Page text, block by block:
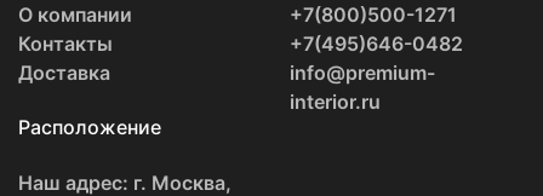
О компании
Контакты
Доставка
+7(800)500-1271
+7(495)646-0482
info@premium-
interior.ru
Расположение
Наш адрес: г. Москва,